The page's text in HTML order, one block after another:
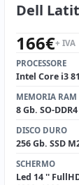
Dell
166€+ IVA
PROCESSORE
Intel Core i3
MEMORIA RAM
8 Gb. SO-
DISCO DURO
256 Gb. SSD
SCHERMO
Led 14 ''